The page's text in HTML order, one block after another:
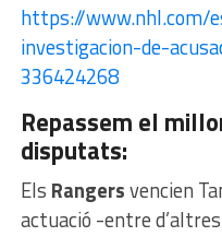
https://www.nhl.com/
investigacion-de-
336424268
Repassem el
disputats:
Els Rangersvencien
actuació -entre